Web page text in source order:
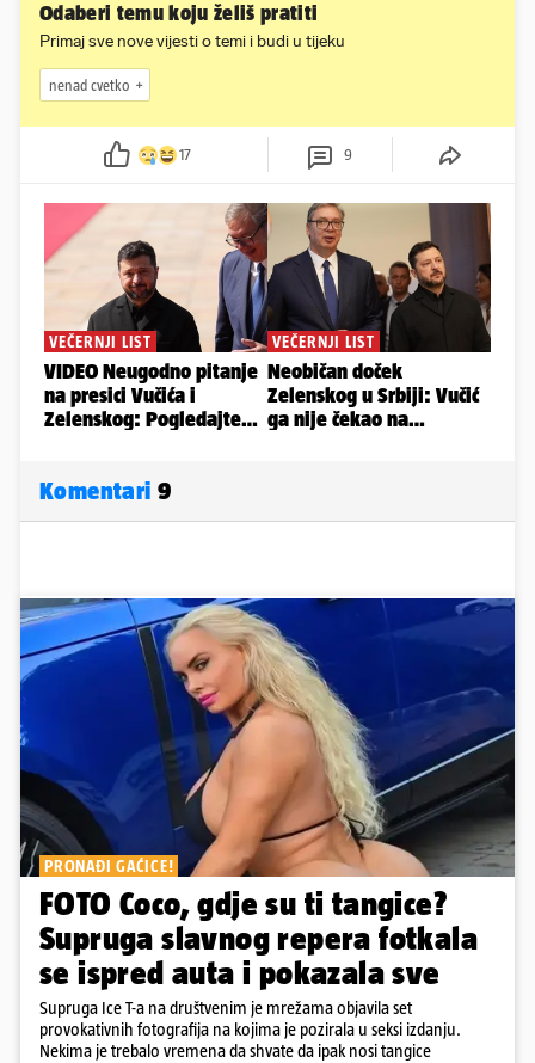
Odaberi temu koju želiš pratiti
Primaj sve nove vijesti o temi i budi u tijeku
nenad cvetko
17 9
Komentari 9
PRONAĐI GAĆICE!
FOTO Coco, gdje su ti tangice?
Supruga slavnog repera fotkala
se ispred auta i pokazala sve
Supruga Ice T-a na društvenim je mrežama objavila set
provokativnih fotografija na kojima je pozirala u seksi izdanju.
Nekima je trebalo vremena da shvate da ipak nosi tangice